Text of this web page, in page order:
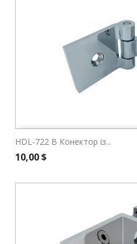
HDL-722 В Конектор із...
Ціна
10,00 $